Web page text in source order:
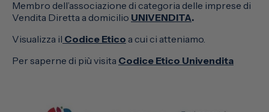
Membro dell’associazione di categoria delle imprese di
Vendita Diretta a domicilio UNIVENDITA.
Visualizza il Codice Etico a cui ci atteniamo.
Per saperne di più visita Codice Etico Univendita